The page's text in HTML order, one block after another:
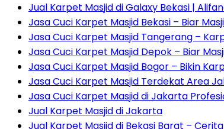
Jual Karpet Masjid di Galaxy Bekasi |
Jasa Cuci Karpet Masjid Bekasi – Biar
Jasa Cuci Karpet Masjid Tangerang –
Jasa Cuci Karpet Masjid Depok – Biar
Jasa Cuci Karpet Masjid Bogor – Bikin
Jasa Cuci Karpet Masjid Terdekat Area
Jasa Cuci Karpet Masjid di Jakarta
Jual Karpet Masjid di Jakarta
Jual Karpet Masjid di Bekasi Barat –